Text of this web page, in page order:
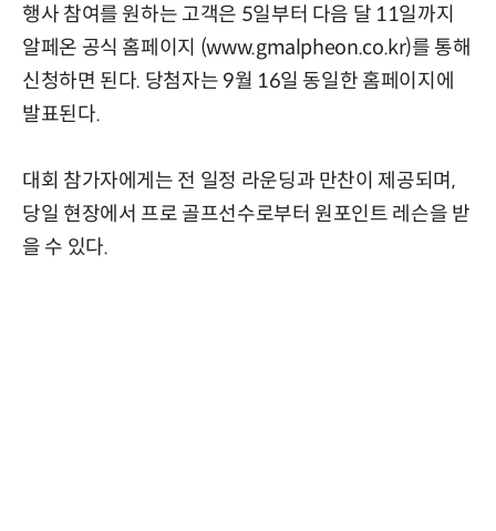
행사 참여를 원하는 고객은 5일부터 다음 달 11일까지
알페온 공식 홈페이지 (www.gmalpheon.co.kr)를 통해
신청하면 된다. 당첨자는 9월 16일 동일한 홈페이지에
발표된다.
대회 참가자에게는 전 일정 라운딩과 만찬이 제공되며,
당일 현장에서 프로 골프선수로부터 원포인트 레슨을 받
을 수 있다.